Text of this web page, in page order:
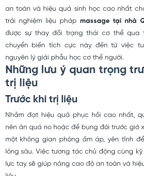
an toàn và hiệu quả sinh học cao nhất
trải nghiệm liệu pháp massage tại nhà
được sự thay đổi trạng thái cơ thể qua
chuyển biến tích cực này đến từ việc
nguyên lý giải phẫu học cơ thể người.
Những lưu ý quan trọng
trị liệu
Trước khi trị liệu
Nhằm đạt hiệu quả phục hồi cao nhất,
nên ăn quá no hoặc để bụng đói trước giờ
một không gian phòng ấm áp, yên tĩnh
lỏng sâu. Việc tương tác chủ động cùng
lực tay sẽ giúp nâng cao độ an toàn và